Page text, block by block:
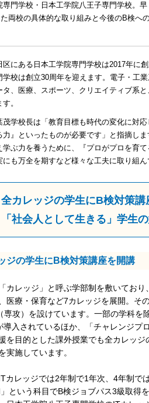
専門学校・日本工学院八王子専門学校。
両校の具体的な取り組みと今後のB検へ
にある日本工学院専門学校は2017年に
学校は創立30周年を迎えます。電子・工
タ、医療、スポーツ、クリエイティブ系
。
学校長は「教育目標も時代の変化に対
力』といったものが必要です」と指摘し
学ぶ力を養うために、『プロがプロを育
も万全を期すなど様々な工夫に取り組ん
全カレッジの学生にB検対策講
「社会人として生きる」学生
ジの学生にB検対策講座を開講
カレッジ」と呼ぶ学部制を敷いており
医療・保育など7カレッジを展開。そ
専攻）を設けています。一部の学科を
導入されているほか、「チャレンジプ
を目的とした課外授業でも全カレッジ
実施しています。
カレッジでは2年制で1年次、4年制で
」という科目でB検ジョブパス3級取得